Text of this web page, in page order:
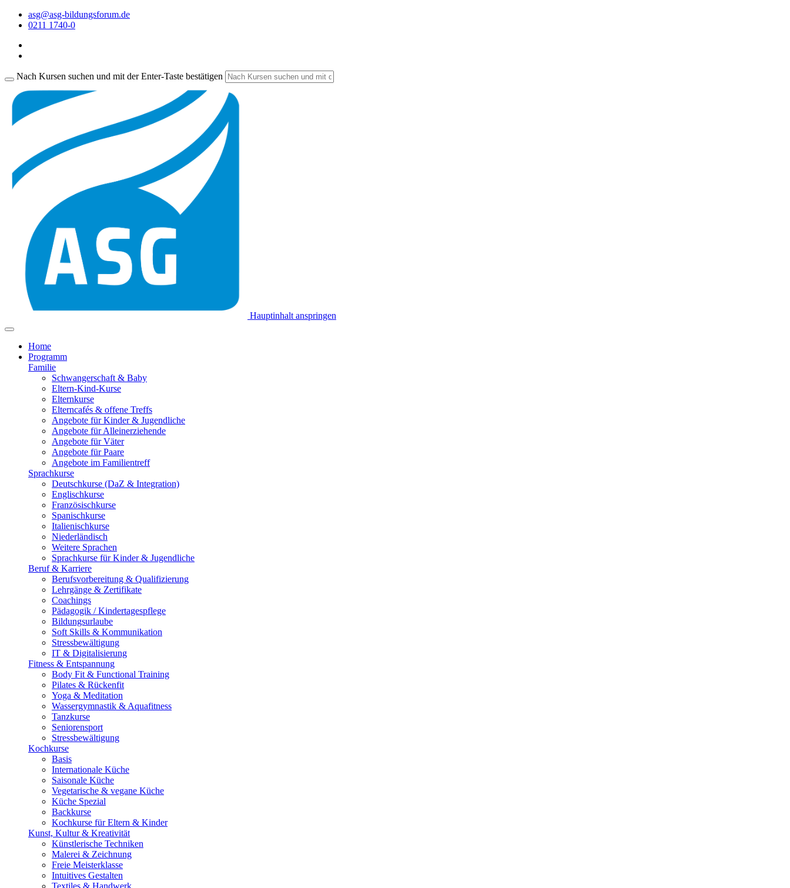
asg@asg-bildungsforum.de
0211 1740-0
Nach Kursen suchen und mit der Enter-Taste bestätigen
Hauptinhalt anspringen
Home
Programm
Familie
Schwangerschaft & Baby
Eltern-Kind-Kurse
Elternkurse
Elterncafés & offene Treffs
Angebote für Kinder & Jugendliche
Angebote für Alleinerziehende
Angebote für Väter
Angebote für Paare
Angebote im Familientreff
Sprachkurse
Deutschkurse (DaZ & Integration)
Englischkurse
Französischkurse
Spanischkurse
Italienischkurse
Niederländisch
Weitere Sprachen
Sprachkurse für Kinder & Jugendliche
Beruf & Karriere
Berufsvorbereitung & Qualifizierung
Lehrgänge & Zertifikate
Coachings
Pädagogik / Kindertagespflege
Bildungsurlaube
Soft Skills & Kommunikation
Stressbewältigung
IT & Digitalisierung
Fitness & Entspannung
Body Fit & Functional Training
Pilates & Rückenfit
Yoga & Meditation
Wassergymnastik & Aquafitness
Tanzkurse
Seniorensport
Stressbewältigung
Kochkurse
Basis
Internationale Küche
Saisonale Küche
Vegetarische & vegane Küche
Küche Spezial
Backkurse
Kochkurse für Eltern & Kinder
Kunst, Kultur & Kreativität
Künstlerische Techniken
Malerei & Zeichnung
Freie Meisterklasse
Intuitives Gestalten
Textiles & Handwerk